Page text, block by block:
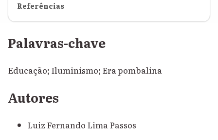
Referências
Palavras-chave
Educação; Iluminismo; Era pombalina
Autores
Luiz Fernando Lima Passos